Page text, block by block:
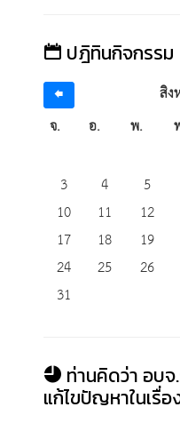
ปฎิทินกิจกรรม
สิง
จ.
อ. พ.
3
4 5
10
11 12
17
18 19
24
25 26
31
ท่านคิดว่า อบจ
แก้ไขปัญหาในเรื่